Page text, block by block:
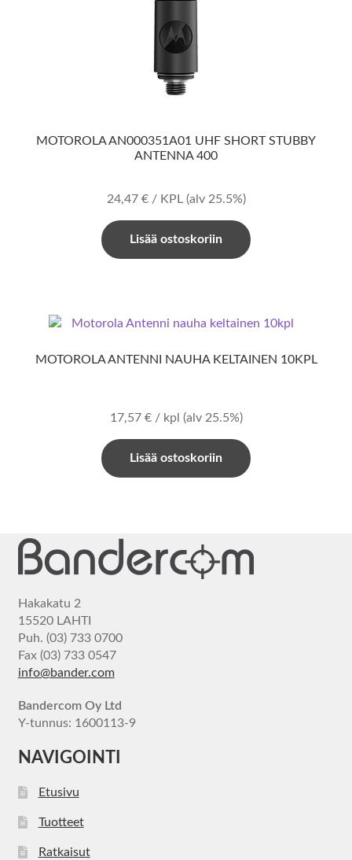
MOTOROLA AN000351A01 UHF SHORT STUBBY
ANTENNA 400
24,47 €/ KPL (alv 25.5%)
Lisää ostoskoriin
MOTOROLA ANTENNI NAUHA KELTAINEN 10KPL
17,57 €/ kpl (alv 25.5%)
Lisää ostoskoriin
Hakakatu 2
15520 LAHTI
Puh. (03) 733 0700
Fax (03) 733 0547
info@bander.com
Bandercom Oy Ltd
Y-tunnus: 1600113-9
NAVIGOINTI
Etusivu
Tuotteet
Ratkaisut